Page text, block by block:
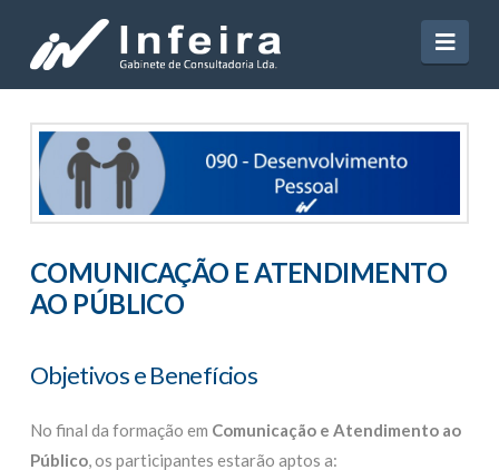
COMUNICAÇÃO E ATENDIMENTO
AO PÚBLICO
Objetivos e Benefícios
No final da formação em Comunicação e Atendimento ao
Público, os participantes estarão aptos a: